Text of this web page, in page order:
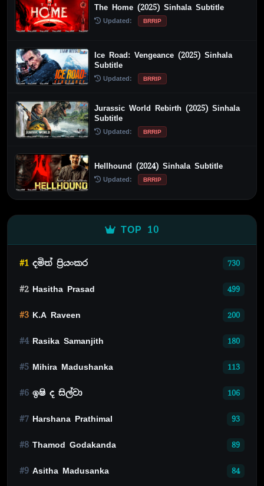
The Home (2025) Sinhala Subtitle
Updated: BRRIP
Ice Road: Vengeance (2025) Sinhala
Subtitle
Updated: BRRIP
Jurassic World Rebirth (2025) Sinhala
Subtitle
Updated: BRRIP
Hellhound (2024) Sinhala Subtitle
Updated: BRRIP
TOP 10
#1 දමිත් ප්‍රියංකර 730
#2 Hasitha Prasad 499
#3 K.A Raveen 200
#4 Rasika Samanjith 180
#5 Mihira Madushanka 113
#6 ඉෂි ද සිල්වා 106
#7 Harshana Prathimal 93
#8 Thamod Godakanda 89
#9 Asitha Madusanka 84